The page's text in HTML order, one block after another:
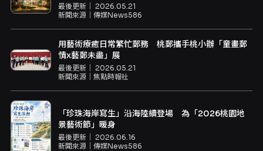
最後更新｜ 2026.05.21
新聞來源｜ 傳媒News586
用藝術療癒日常繁忙郵務 桃郵攜手桃小辦「童畫郵
情x藝郵未盡」展
最後更新｜ 2026.05.21
新聞來源｜ 焦點時報社
「珍珠海岸寫生」沿海陸續登場 為「2026桃園地
景藝術節」暖身
最後更新｜ 2026.06.16
新聞來源｜ 傳媒News586